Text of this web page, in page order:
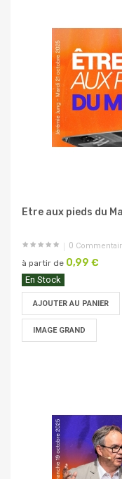
Etre aux pieds du
0
à partir de 0,99 €
En Stock
AJOUTER AU PANIER
IMAGE GRAND